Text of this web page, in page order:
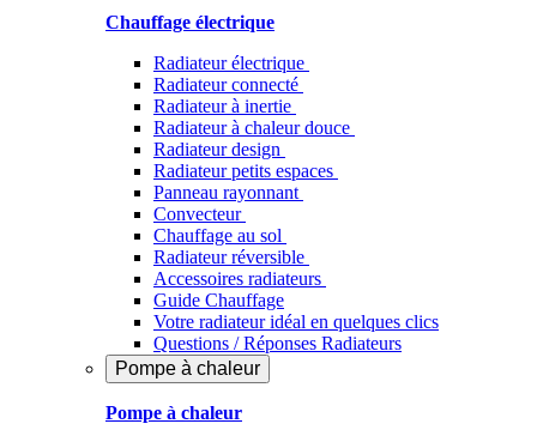
Chauffage électrique
Radiateur électrique
Radiateur connecté
Radiateur à inertie
Radiateur à chaleur douce
Radiateur design
Radiateur petits espaces
Panneau rayonnant
Convecteur
Chauffage au sol
Radiateur réversible
Accessoires radiateurs
Guide Chauffage
Votre radiateur idéal en quelques clics
Questions / Réponses Radiateurs
Pompe à chaleur
Pompe à chaleur